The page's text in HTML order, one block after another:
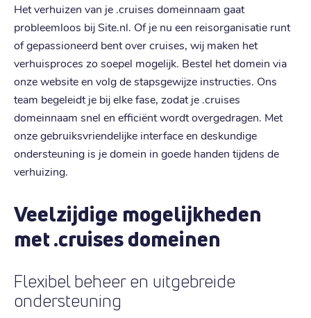
Het verhuizen van je .cruises domeinnaam gaat
probleemloos bij Site.nl. Of je nu een reisorganisatie runt
of gepassioneerd bent over cruises, wij maken het
verhuisproces zo soepel mogelijk. Bestel het domein via
onze website en volg de stapsgewijze instructies. Ons
team begeleidt je bij elke fase, zodat je .cruises
domeinnaam snel en efficiënt wordt overgedragen. Met
onze gebruiksvriendelijke interface en deskundige
ondersteuning is je domein in goede handen tijdens de
verhuizing.
Veelzijdige mogelijkheden
met .cruises domeinen
Flexibel beheer en uitgebreide
ondersteuning